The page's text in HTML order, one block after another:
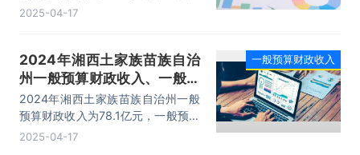
算财政支出为503亿元，一般预算财
2025-04-17
2024年湘西土家族苗族自治
州一般预算财政收入、一般预
算财政支出及收支差额情况
2024年湘西土家族苗族自治州一般
预算财政收入为78.1亿元，一般预算
财政支出为385亿元，一般预算财政
2025-04-17
一般预算财政收入